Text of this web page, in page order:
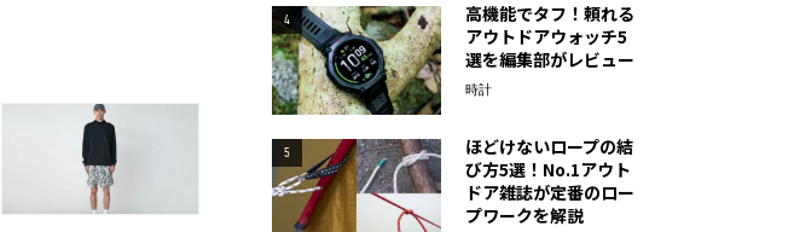
4
高機能でタフ！頼れる
アウトドアウォッチ5
選を編集部がレビュー
時計
5
ほどけないロープの結
び方5選！No.1アウト
ドア雑誌が定番のロー
プワークを解説